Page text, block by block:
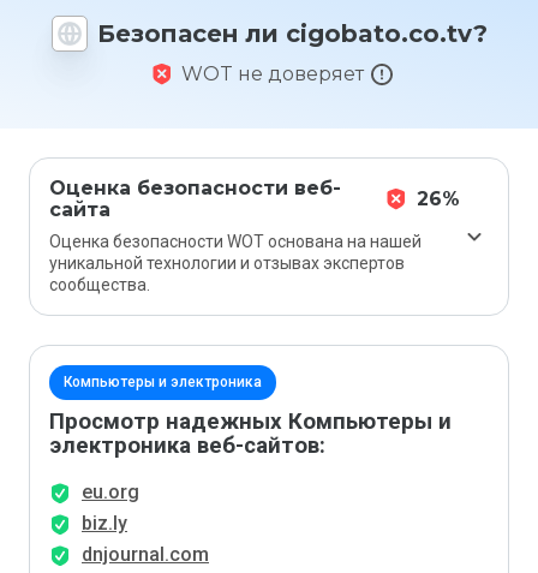
Безопасен ли cigobato.co.tv?
WOT не доверяет
Оценка безопасности веб-
сайта
26%
Оценка безопасности WOT основана на нашей
уникальной технологии и отзывах экспертов
сообщества.
Компьютеры и электроника
Просмотр надежных Компьютеры и
электроника веб-сайтов:
eu.org
biz.ly
dnjournal.com
1 до 5?